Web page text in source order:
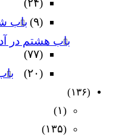
(۲۴)
باب
(۹)
باب هشتم در
(۷۷)
(۲۰)
(۱۳۶)
(۱)
(۱۳۵)